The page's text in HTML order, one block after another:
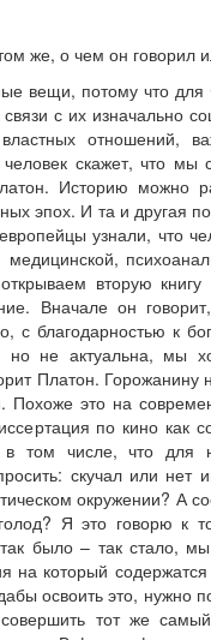
же, о чем он говорил
вещи, потому что для
с их изначально
отношений,
человек скажет, что
Историю можно
эпох. И та и другая
узнали, что
вторую книгу
Вначале он
с благодарностью к
но не актуальна, мы
Платон. Горожанину
Похоже это на
по кино как
том числе, что для
скучал или
окружении? А
Я это говорю к
было – так стало,
на который
освоить это, нужно
тот же